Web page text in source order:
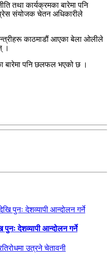
तथा कार्यक्रमका बारेमा पनि
संयोजक चेतन अधिकारीले
काठमाडौं आएका बेला ओलीले
।
बारेमा पनि छलफल भएको छ ।
देशव्यापी आन्दोलन गर्ने